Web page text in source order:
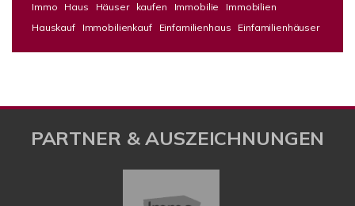
Immo Haus Häuser kaufen Immobilie
Immobilien
Hauskauf
Immobilienkauf Einfamilienhaus Einfamilienhäuser
PARTNER & AUSZEICHNUNGEN